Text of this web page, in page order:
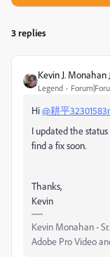
3 replies
Kevin J. Monahan
Legend
Hi@耕平
I updated the
find a fix soon.
Thanks,
Kevin
Kevin Monahan -
Adobe Pro Video